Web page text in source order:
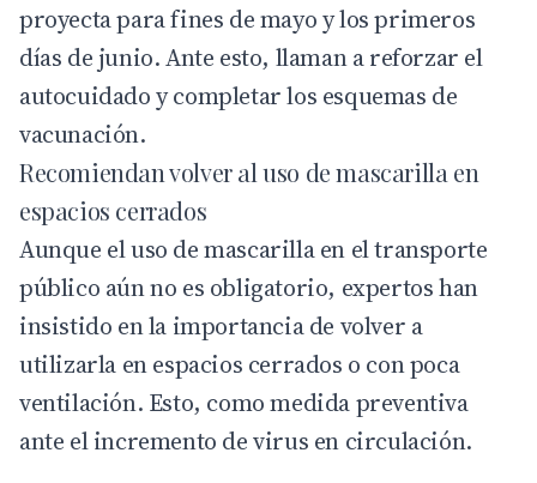
proyecta para fines de mayo y los primeros
días de junio. Ante esto, llaman a reforzar el
autocuidado y completar los esquemas de
vacunación.
Recomiendan volver al uso de mascarilla en
espacios cerrados
Aunque eluso de mascarilla en el transporte
público aún no es obligatorio, expertos han
insistido en la importancia de volver a
utilizarla en espacios cerrados o con poca
ventilación. Esto, como medida preventiva
ante el incremento de virus en circulación.